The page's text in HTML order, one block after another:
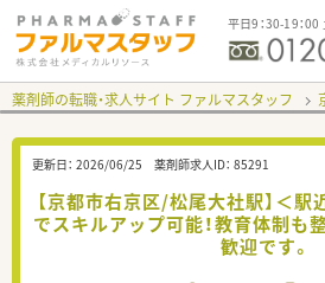
平日9：30-19：00
薬剤師の転職・求人サイト ファルマスタッフ
更新日： 2026/06/25 薬剤師求人ID： 85291
【京都市右京区/松尾大社駅】＜
でスキルアップ可能！教育体制も
歓迎です。